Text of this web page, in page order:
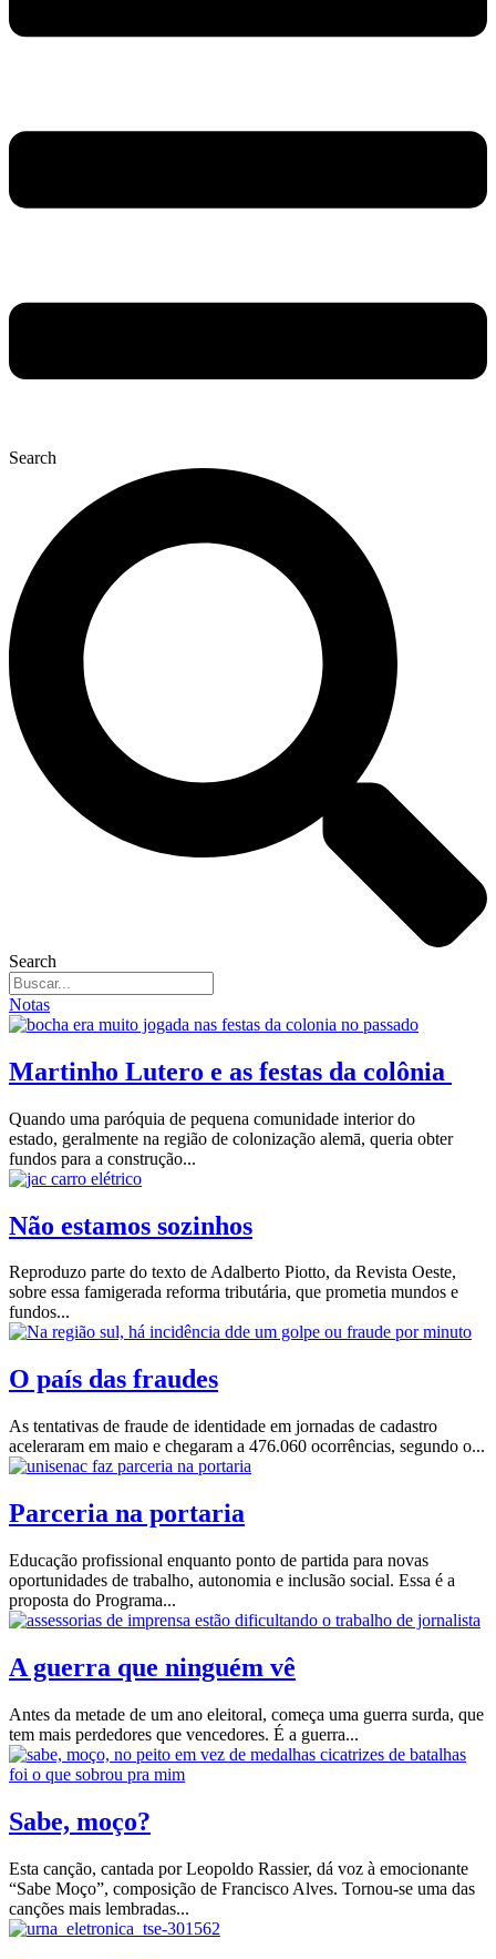
Search
Search
Notas
Martinho Lutero e as festas da colônia
Quando uma paróquia de pequena comunidade interior do
estado, geralmente na região de colonização alemā, queria obter
fundos para a construção...
Não estamos sozinhos
Reproduzo parte do texto de Adalberto Piotto, da Revista Oeste,
sobre essa famigerada reforma tributária, que prometia mundos e
fundos...
O país das fraudes
As tentativas de fraude de identidade em jornadas de cadastro
aceleraram em maio e chegaram a 476.060 ocorrências, segundo o...
Parceria na portaria
Educação profissional enquanto ponto de partida para novas
oportunidades de trabalho, autonomia e inclusão social. Essa é a
proposta do Programa...
A guerra que ninguém vê
Antes da metade de um ano eleitoral, começa uma guerra surda, que
tem mais perdedores que vencedores. É a guerra...
Sabe, moço?
Esta canção, cantada por Leopoldo Rassier, dá voz à emocionante
“Sabe Moço”, composição de Francisco Alves. Tornou-se uma das
canções mais lembradas...